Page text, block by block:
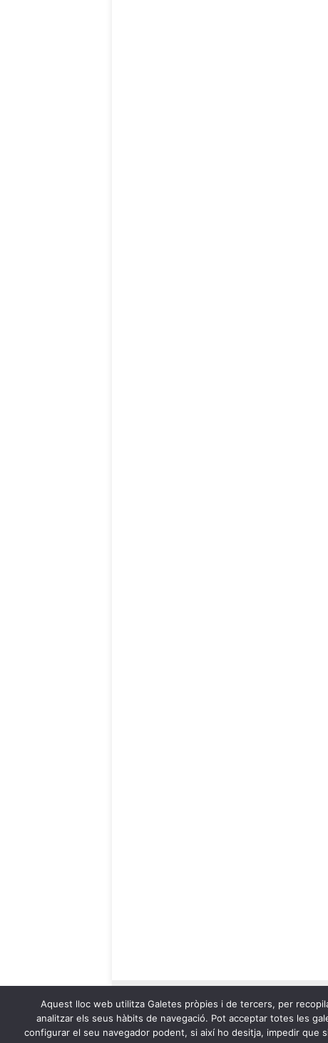
Aquest lloc web utilitza Galetes pròpies i de tercers, per
analitzar els seus hàbits de navegació. Pot acceptar totes les
configurar el seu navegador podent, si així ho desitja, impedir que